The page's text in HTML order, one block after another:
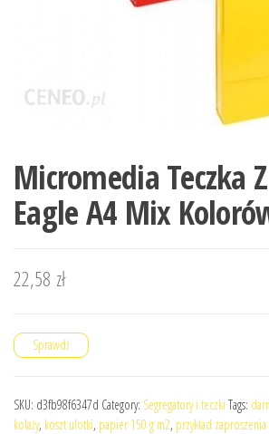
Micromedia Teczka
Eagle A4 Mix
22,58 zł
Sprawdź
SKU: d3fb98f6347d Category: Segregatory i teczki Tags:
kolaży, koszt ulotki, papier 150 g m2, przykład